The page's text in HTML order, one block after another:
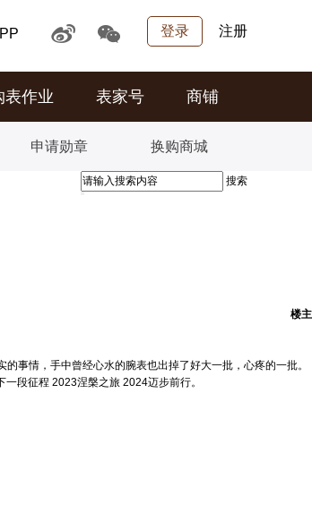
登录 注册
表作业 表家号 商铺
申请勋章 换购商城
搜索
楼主
事情，手中曾经心水的腕表也出掉了好大一批，心疼的一批。
段征程 2023涅槃之旅 2024迈步前行。